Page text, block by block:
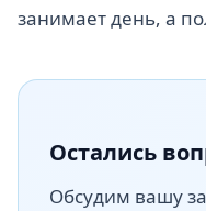
занимает день, а
Остались
Обсудим вашу